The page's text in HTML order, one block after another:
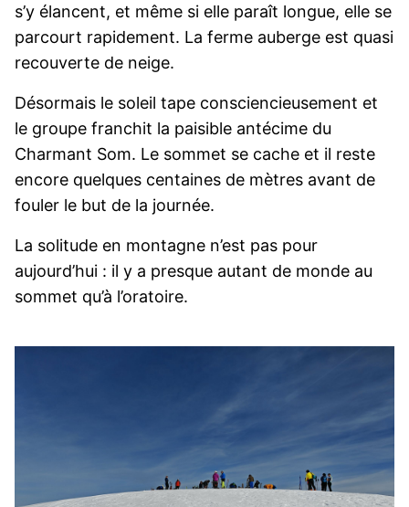
s’y élancent, et même si elle paraît longue, elle se
parcourt rapidement. La ferme auberge est quasi
recouverte de neige.
Désormais le soleil tape consciencieusement et
le groupe franchit la paisible antécime du
Charmant Som. Le sommet se cache et il reste
encore quelques centaines de mètres avant de
fouler le but de la journée.
La solitude en montagne n’est pas pour
aujourd’hui : il y a presque autant de monde au
sommet qu’à l’oratoire.